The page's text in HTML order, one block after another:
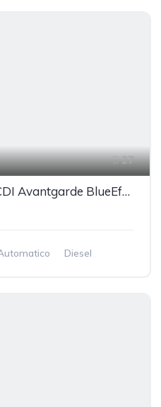
27
Mercedes-Benz E 250 CDI Avantgarde BlueEfficiency Auto.
Diesel